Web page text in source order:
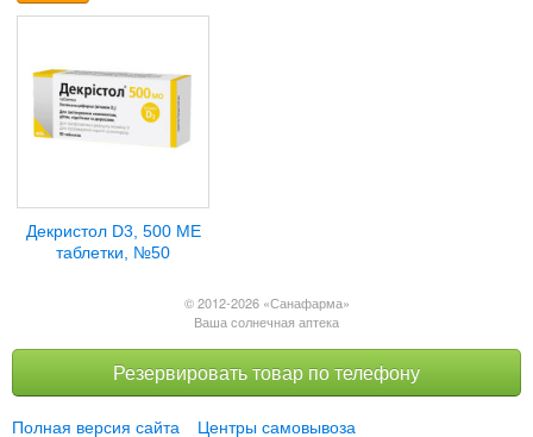
Декристол D3, 500 МЕ
таблетки, №50
© 2012-2026 «Санафарма»
Ваша солнечная аптека
Резервировать товар по телефону
Полная версия сайта Центры самовывоза